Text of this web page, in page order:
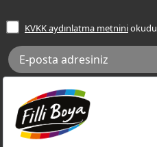
Frezya Rengi
Bilgi Toplumu Hizmetleri
İnternet Sitesi Kullanım
KVKK Talep Formu
KVKK Aydınlatma Metni
KVKK aydınlatma metnini
Aksi tarafımca bildirilene dek,
Filli Boya dahil tüm markaları ile
tanıtım faaliyetleri vb. ile ilgili olarak